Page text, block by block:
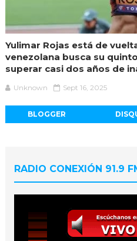
Yulimar Rojas está de
venezolana busca su
superar casi dos años de
Unknown Sept 16, 2025
BLOGGER
RADIO CONEXIÓN 91.9